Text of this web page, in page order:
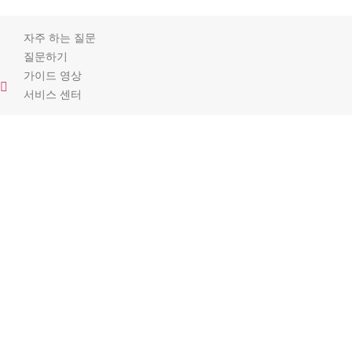
자주 하는 질문
질문하기
가이드 영상
서비스 센터